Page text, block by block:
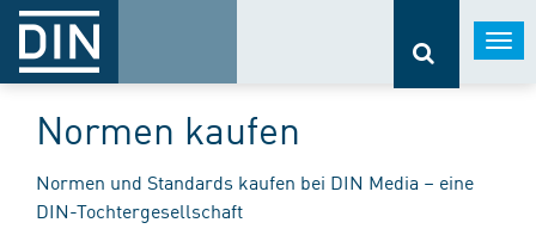
Normen kaufen
Normen und Standards kaufen bei DIN Media – eine
DIN-Tochtergesellschaft